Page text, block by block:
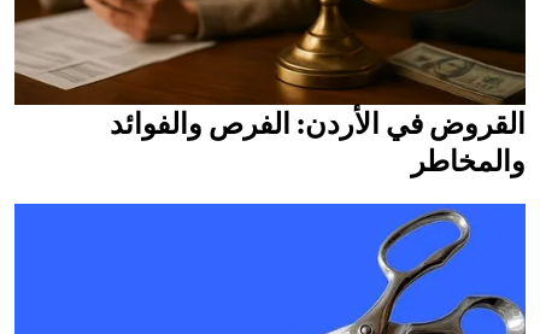
القروض في الأردن: الفرص والفوائد
والمخاطر